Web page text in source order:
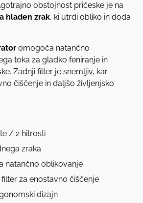
obstojnost pričeske je na
hladen zrak, ki utrdi obliko in doda
omogoča natančno
toka za gladko feniranje in
Zadnji filter je snemljiv, kar
čiščenje in daljšo življenjsko
/ 2 hitrosti
zraka
natančno oblikovanje
za enostavno čiščenje
dizajn